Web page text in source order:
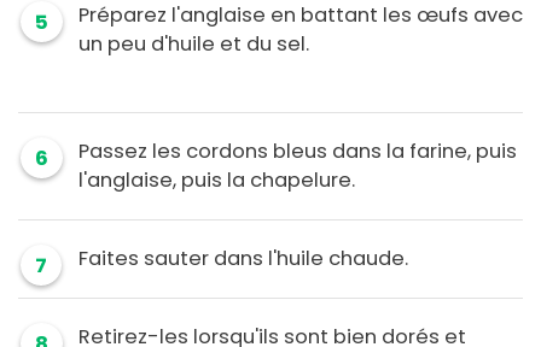
5
Préparez l'anglaise en battant les œufs avec
un peu d'huile et du sel.
6
Passez les cordons bleus dans la farine, puis
l'anglaise, puis la chapelure.
7 Faites sauter dans l'huile chaude.
Retirez-les lorsqu'ils sont bien dorés et